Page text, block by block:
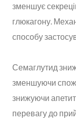
зменшує
глюкагону.
способу
Семаглутид
зменшуючи
знижуючи
перевагу до